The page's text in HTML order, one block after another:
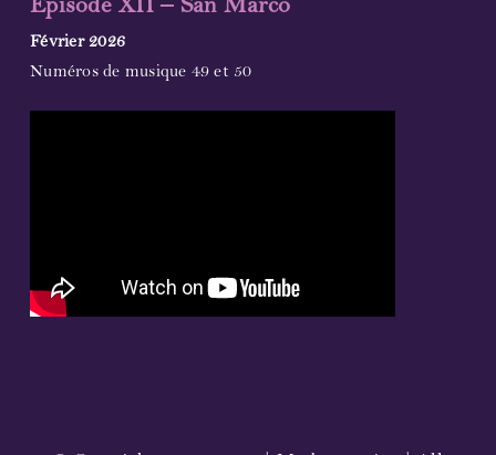
Épisode XII – San Marco
Février 2026
Numéros de musique 49 et 50